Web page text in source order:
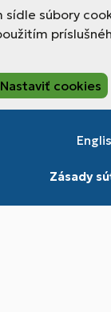
súbory
Nastaviť cookies
Zásady